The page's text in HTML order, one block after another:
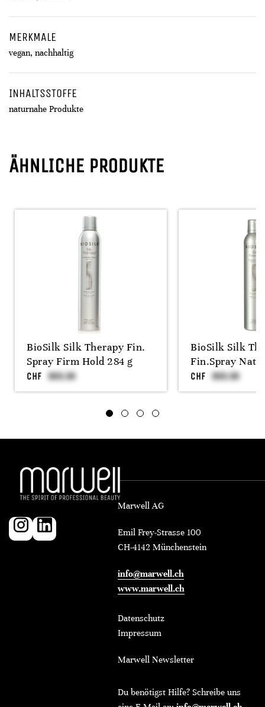
MERKMALE
vegan, nachhaltig
INHALTSSTOFFE
naturnahe Produkte
ÄHNLICHE PRODUKTE
BioSilk Silk Therapy Fin.
Spray Firm Hold 284 g
CHF
BioSilk Silk
Fin.Spray Nat.
CHF
Marwell AG
Emil Frey-Strasse 100
CH-4142 Münchenstein
info@marwell.ch
www.marwell.ch
Datenschutz
Impressum
Marwell Newsletter
Du benötigst Hilfe? Schreibe uns